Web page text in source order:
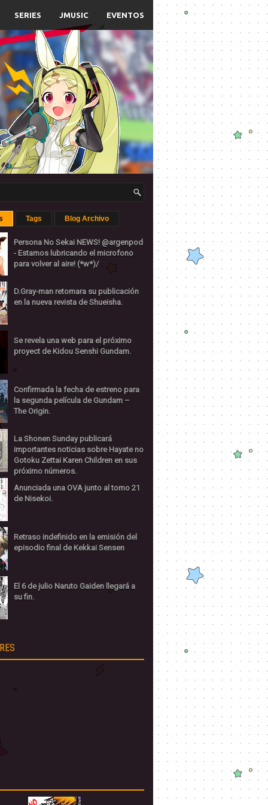
SERIES JMUSIC EVENTOS
Tags Blog Archivo
Persona No Sekai NEWS! @argenpod
- Estamos lubricando el microfono
para volver al aire! (*w*)/
D.Gray-man retomara su publicación
en la nueva revista de Shueisha.
Se revela una web para el próximo
proyect de Kidou Senshi Gundam.
Confirmada la fecha de estreno para
la segunda película de Gundam –
The Origin.
La Shonen Sunday publicará
importantes noticias sobre Hayate no
Gotoku Zettai Karen Children en sus
próximo números.
Anunciada una OVA junto al tomo 21
de Nisekoi.
Retraso indefinido en la emisión del
episodio final de Kekkai Sensen
El 6 de julio Naruto Gaiden llegará a
su fin.